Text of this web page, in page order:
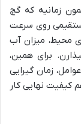
زمانیه که گچ
روی سرعت
محیط، میزان آب
برای همین،
زمان گیرایی
کیفیت نهایی کار